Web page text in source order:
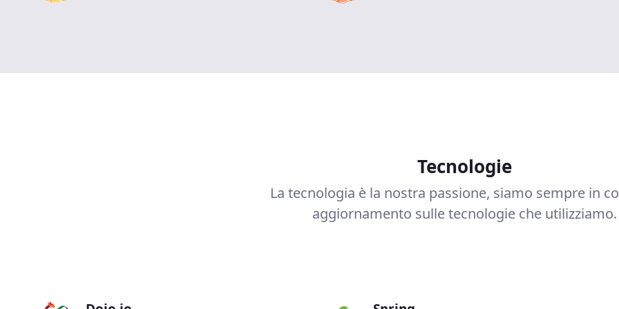
Tecnologie
La tecnologia è la nostra passione, siamo sempre in
aggiornamento sulle tecnologie che utilizziamo.